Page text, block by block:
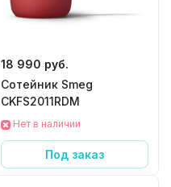
18 990 руб.
Сотейник Smeg
CKFS2011RDM
Нет в наличии
Под заказ